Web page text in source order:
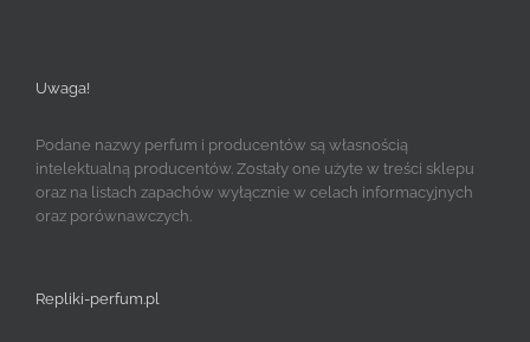
Uwaga!
Podane nazwy perfum i producentów są własnością
intelektualną producentów. Zostały one użyte w treści sklepu
oraz na listach zapachów wyłącznie w celach informacyjnych
oraz porównawczych.
Repliki-perfum.pl